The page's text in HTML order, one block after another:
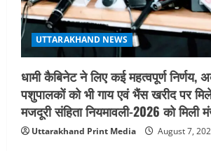
UTTARAKHAND NEWS
धामी कैबिनेट ने लिए कई महत्वपूर्ण निर्णय,
पशुपालकों को भी गाय एवं भैंस खरीद पर
मजदूरी संहिता नियमावली-2026 को मिली
Uttarakhand Print Media August 7,